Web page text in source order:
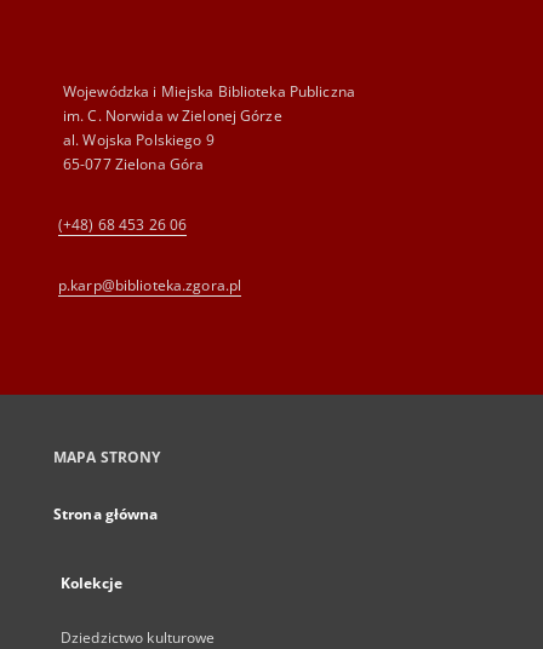
Wojewódzka i Miejska Biblioteka Publiczna
im. C. Norwida w Zielonej Górze
al. Wojska Polskiego 9
65-077 Zielona Góra
(+48) 68 453 26 06
p.karp@biblioteka.zgora.pl
MAPA STRONY
Strona główna
Kolekcje
Dziedzictwo kulturowe